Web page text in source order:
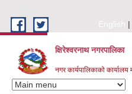
English
क्षिरेश्वरनाथ नगरपालिका
नगर कार्यपालिकाको